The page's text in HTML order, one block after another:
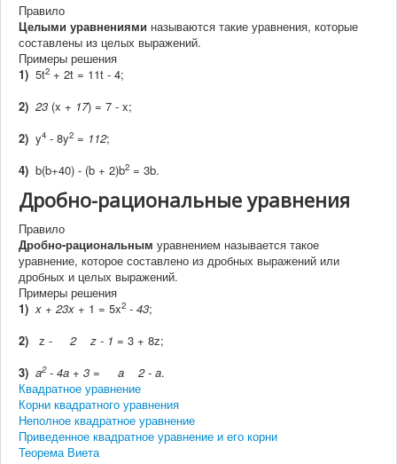
Правило
Целыми уравнениями называются такие уравнения, которые
составлены из целых выражений.
Примеры решения
1) 5t2 + 2t = 11t - 4;
2) 23 (x + 17) = 7 - x;
2) y4 - 8y2 = 112;
4) b(b+40) - (b + 2)b2 = 3b.
Дробно-рациональные уравнения
Правило
Дробно-рациональным уравнением называется такое
уравнение, которое составлено из дробных выражений или
дробных и целых выражений.
Примеры решения
1) x + 23x + 1 = 5x2 - 43;
2) z - 2 z - 1 = 3 + 8z;
3) a2- 4a + 3 = a 2 - a.
Квадратное уравнение
Корни квадратного уравнения
Неполное квадратное уравнение
Приведенное квадратное уравнение и его корни
Теорема Виета